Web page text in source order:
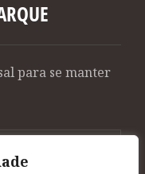
para se manter